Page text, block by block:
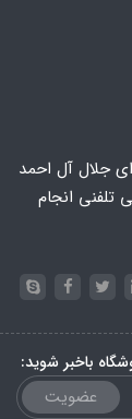
جلال آل احمد
تلفنی انجام
باخبر شوید:
عضویت